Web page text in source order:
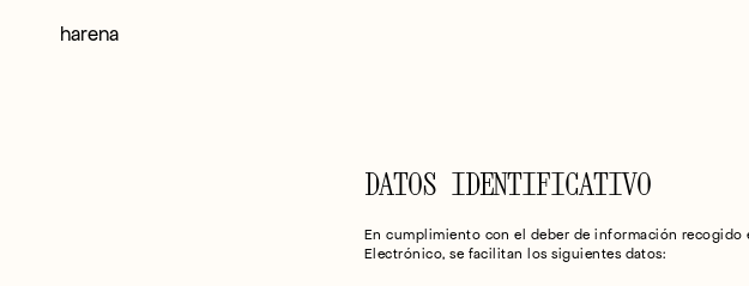
harena
DATOS IDENTIFICATIVO
En cumplimiento con el deber de información recogido
Electrónico, se facilitan los siguientes datos: